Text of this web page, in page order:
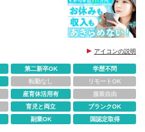
アイコンの説明
第二新卒OK
学歴不問
転勤なし
リモートOK
産育休活用有
服装自由
育児と両立
ブランクOK
副業OK 国認定取得